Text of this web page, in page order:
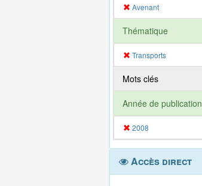
Avenant
Thématique
Transports
Mots clés
Année de publication
2008
Accès direct